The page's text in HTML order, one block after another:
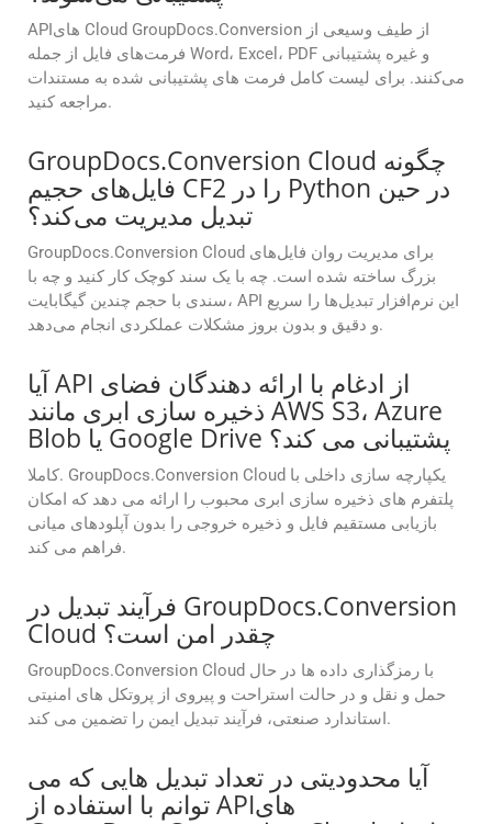
APIهای Cloud GroupDocs.Conversion از طیف وسیعی از
فرمت‌های فایل از جمله Word، Excel، PDF و غیره پشتیبانی
می‌کنند. برای لیست کامل فرمت های پشتیبانی شده به مستندات
مراجعه کنید.
GroupDocs.Conversion Cloud چگونه
فایل‌های حجیم CF2 را در Python در حین
تبدیل مدیریت می‌کند؟
GroupDocs.Conversion Cloud برای مدیریت روان فایل‌های
بزرگ ساخته شده است. چه با یک سند کوچک کار کنید و چه با
سندی با حجم چندین گیگابایت، API این نرم‌افزار تبدیل‌ها را سریع
و دقیق و بدون بروز مشکلات عملکردی انجام می‌دهد.
آیا API از ادغام با ارائه دهندگان فضای
ذخیره سازی ابری مانند AWS S3، Azure
Blob یا Google Drive پشتیبانی می کند؟
کاملا. GroupDocs.Conversion Cloud یکپارچه سازی داخلی با
پلتفرم های ذخیره سازی ابری محبوب را ارائه می دهد که امکان
بازیابی مستقیم فایل و ذخیره خروجی را بدون آپلودهای میانی
فراهم می کند.
فرآیند تبدیل در GroupDocs.Conversion
Cloud چقدر امن است؟
GroupDocs.Conversion Cloud با رمزگذاری داده ها در حال
حمل و نقل و در حالت استراحت و پیروی از پروتکل های امنیتی
استاندارد صنعتی، فرآیند تبدیل ایمن را تضمین می کند.
آیا محدودیتی در تعداد تبدیل هایی که می
توانم با استفاده از APIهای